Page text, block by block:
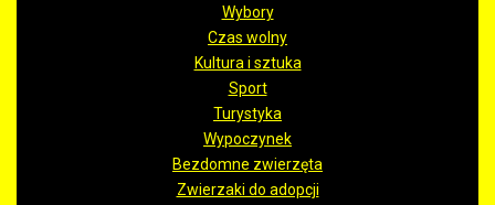
Wybory
Czas wolny
Kultura i sztuka
Sport
Turystyka
Wypoczynek
Bezdomne zwierzęta
Zwierzaki do adopcji